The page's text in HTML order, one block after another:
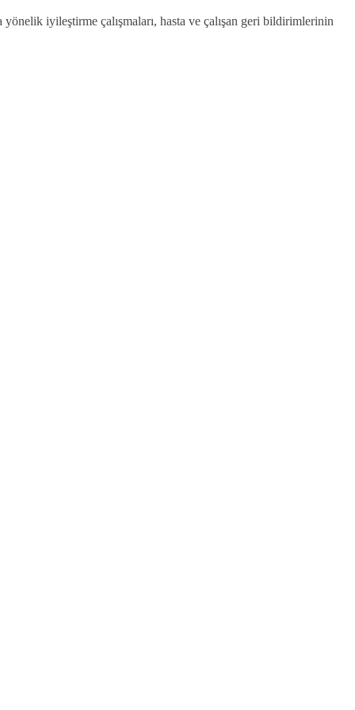
iyileştirme çalışmaları, hasta ve çalışan geri bildirimlerinin